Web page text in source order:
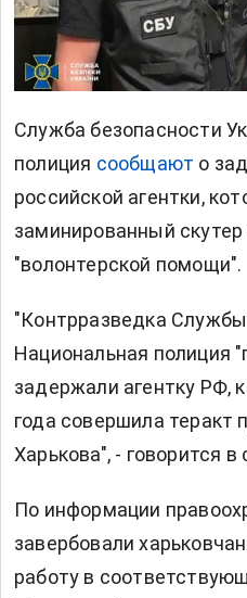
Служба безопасности
полиция сообщают о
российской агентки,
заминированный скутер
"волонтерской помощи".
"Контрразведка
Национальная полиция
задержали агентку РФ,
года совершила теракт
Харькова", - говорится
По информации
завербовали
работу в